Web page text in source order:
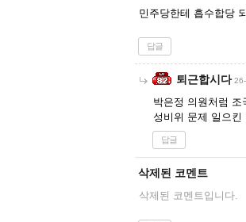
민주당한테 흡수합당
답글
퇴근합시다
박은정 의원처럼
성비위 문제 일으
답글
삭제된 코멘트
삭제된 코멘트입니다.